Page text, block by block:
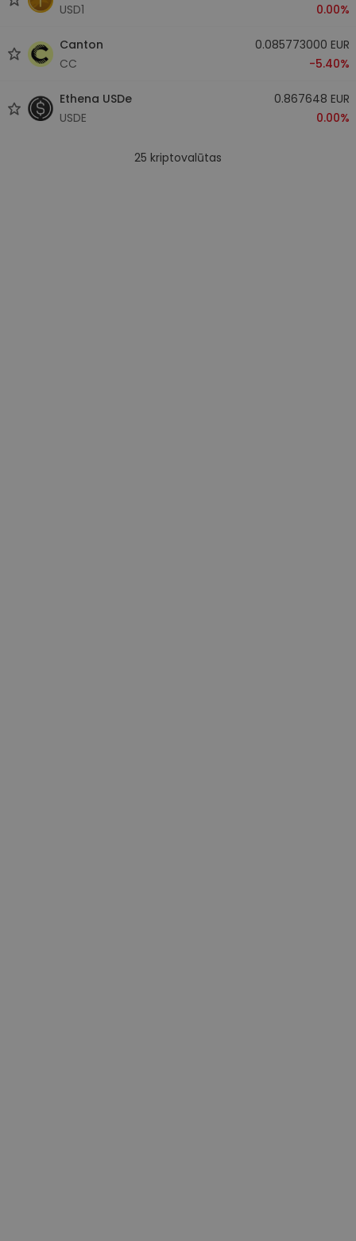
USD1
0.00%
Canton
CC
0.085773000 EUR
-5.40%
Ethena USDe
USDE
0.867648 EUR
0.00%
25 kriptovalūtas